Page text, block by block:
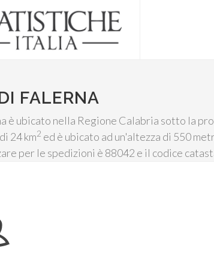
FALERNA
è ubicato nella Regione Calabria sotto la
24 km2 ed è ubicato ad un'altezza di 550
per le spedizioni è 88042 e il codice